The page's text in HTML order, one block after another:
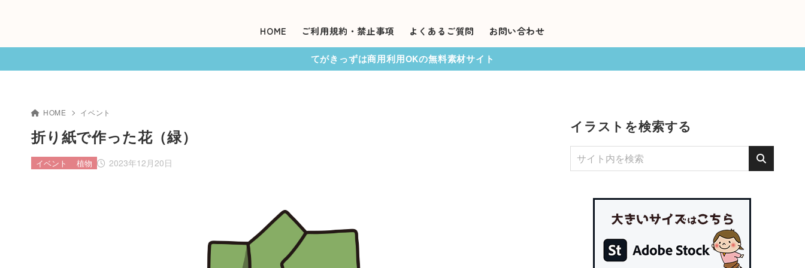
HOME ご利用規約・禁止事項 よくあるご質問 お問い合わせ
てがきっずは商用利用OKの無料素材サイト
HOME イベント
折り紙で作った花（緑）
2023年12月20日
イベント 植物
イラストを検索する